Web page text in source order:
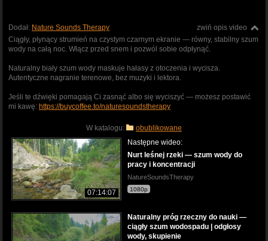
zwiń opis video
Dodał: Nature Sounds Therapy
Ciągły, płynący strumień na czystym czarnym ekranie — równy, stabilny szum
wody na całą noc. Włącz przed snem i pozwól sobie odpłynąć.
Naturalny biały szum wody maskuje hałasy z otoczenia i wycisza.
Autentyczne nagranie terenowe, bez muzyki i lektora.
Jeśli te dźwięki pomagają Ci zasnąć albo się wyciszyć — możesz postawić
mi kawę: https://buycoffee.to/naturesoundstherapy
W katalogu: obublikowane
07:14:07
Następne wideo:
Nurt leśnej rzeki — szum wody do
pracy i koncentracji
NatureSoundsTherapy
1080p
Naturalny próg rzeczny do nauki —
ciągły szum wodospadu | odgłosy
wody, skupienie